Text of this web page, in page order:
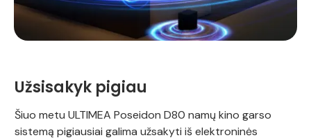
Užsisakyk pigiau
Šiuo metu ULTIMEA Poseidon D80 namų kino garso
sistemą pigiausiai galima užsakyti iš elektroninės